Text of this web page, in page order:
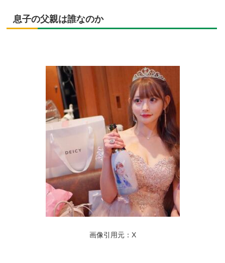
息子の父親は誰なのか
画像引用元：X